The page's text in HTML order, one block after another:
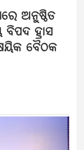
ଅନୁଷ୍ଠିତ
ବିପଦ ହ୍ରାସ
ବୈଠକ